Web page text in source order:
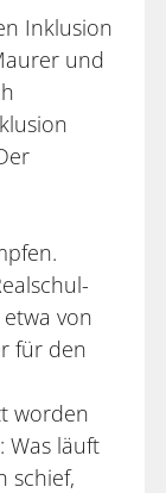
Inklusion
und
von
für den
worden
Was läuft
schief,